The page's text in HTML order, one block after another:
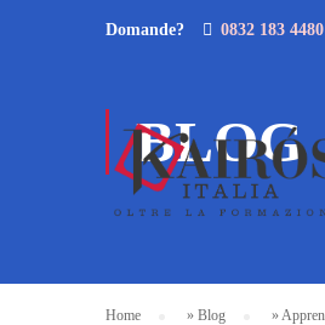
Domande? 0832 183 4480
BLOG
Home » Blog »